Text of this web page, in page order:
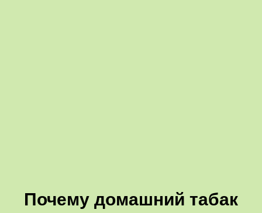
Почему домашний табак